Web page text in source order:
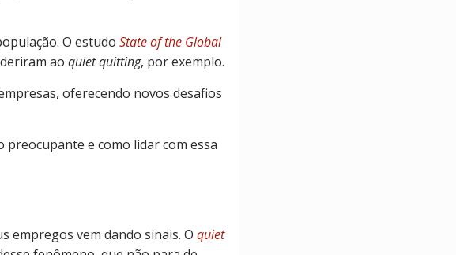
O estudo State of the Global
ao quiet quitting, por exemplo.
oferecendo novos desafios
preocupante e como lidar com essa
empregos vem dando sinais. O quiet